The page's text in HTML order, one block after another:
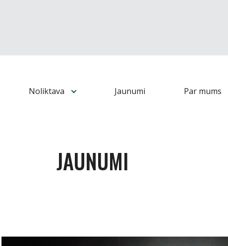
Noliktava Jaunumi Par mums
JAUNUMI